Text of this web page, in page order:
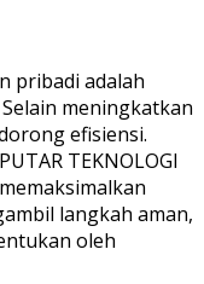
pribadi adalah
meningkatkan
efisiensi.
TEKNOLOGI
langkah aman,
oleh